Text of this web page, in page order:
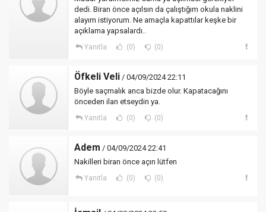
dedi. Biran önce açılsın da çalıştığım okula naklini
alayım istiyorum. Ne amaçla kapattılar keşke bir
açıklama yapsalardı..
Yanıtla (0) (0)
Öfkeli Veli / 04/09/2024 22:11
Böyle saçmalık anca bizde olur. Kapatacağını
önceden ilan etseydin ya.
Yanıtla (0) (0)
Adem / 04/09/2024 22:41
Nakilleri biran önce açın lütfen
Yanıtla (0) (0)